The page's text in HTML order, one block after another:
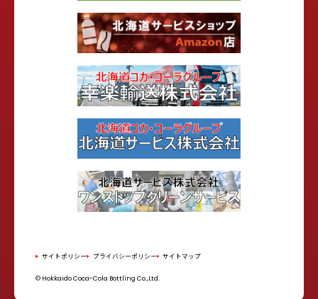
サイトポリシー プライバシーポリシー サイトマップ
© Hokkaido Coca-Cola Bottling Co.,Ltd.